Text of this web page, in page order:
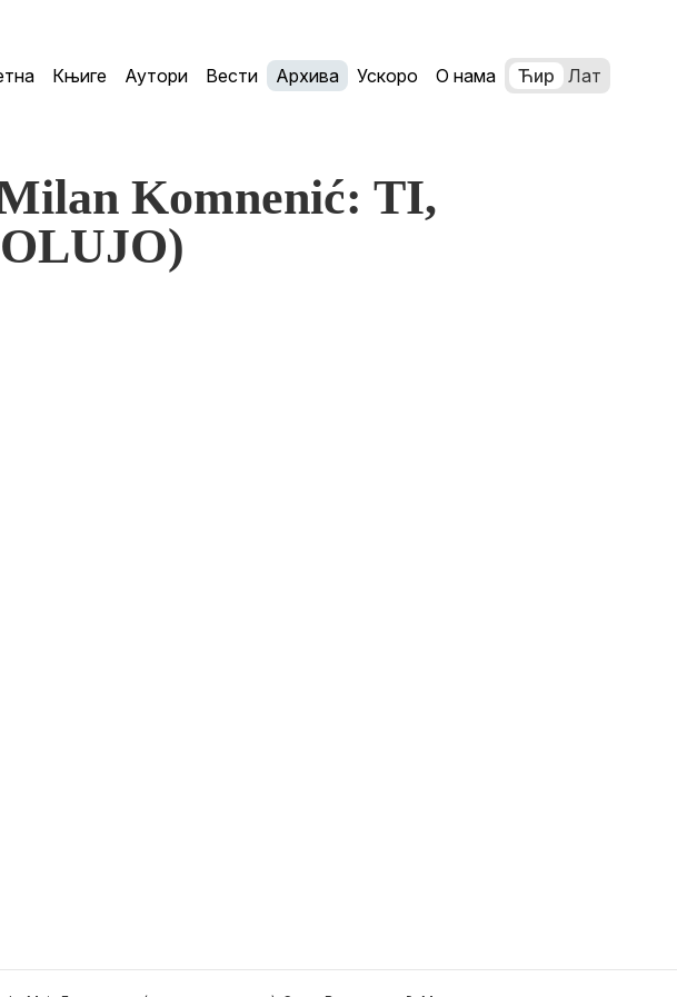
Књиге Аутори Вести Архива Ускоро О нама Ћир Лат
Komnenić: TI,